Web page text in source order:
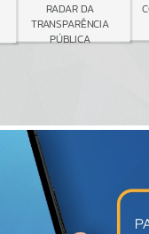
RADAR DA
TRANSPARÊNCIA
PÚBLICA